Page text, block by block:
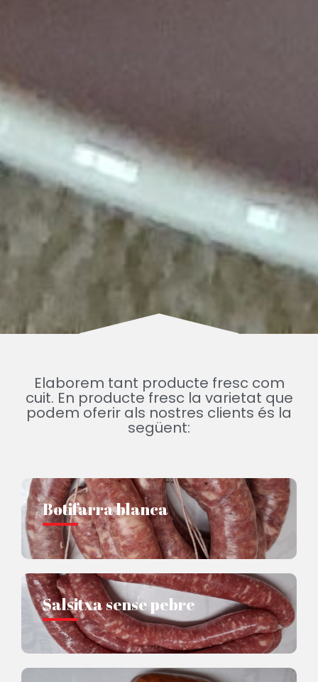
Elaborem tant producte fresc com
cuit. En producte fresc la varietat que
podem oferir als nostres clients és la
següent:
Botifarra blanca
Salsitxa sense pebre